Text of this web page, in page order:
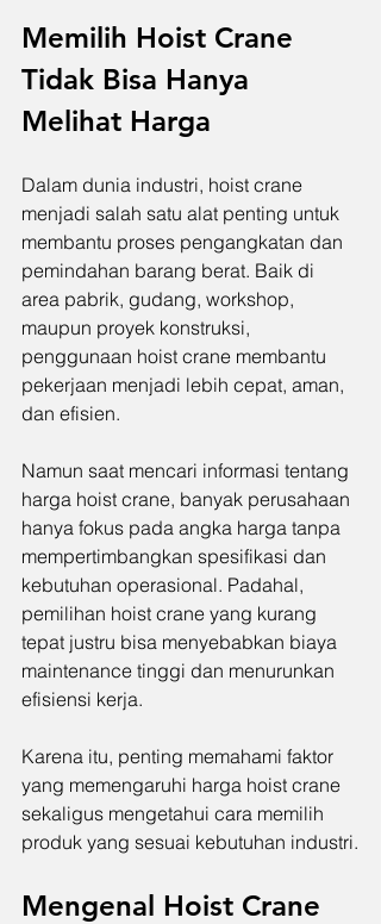
Memilih Hoist Crane
Tidak Bisa Hanya
Melihat Harga
Dalam dunia industri, hoist crane
menjadi salah satu alat penting untuk
membantu proses pengangkatan dan
pemindahan barang berat. Baik di
area pabrik, gudang, workshop,
maupun proyek konstruksi,
penggunaan hoist crane membantu
pekerjaan menjadi lebih cepat, aman,
dan efisien.
Namun saat mencari informasi tentang
harga hoist crane, banyak perusahaan
hanya fokus pada angka harga tanpa
mempertimbangkan spesifikasi dan
kebutuhan operasional. Padahal,
pemilihan hoist crane yang kurang
tepat justru bisa menyebabkan biaya
maintenance tinggi dan menurunkan
efisiensi kerja.
Karena itu, penting memahami faktor
yang memengaruhi harga hoist crane
sekaligus mengetahui cara memilih
produk yang sesuai kebutuhan industri.
Mengenal Hoist Crane